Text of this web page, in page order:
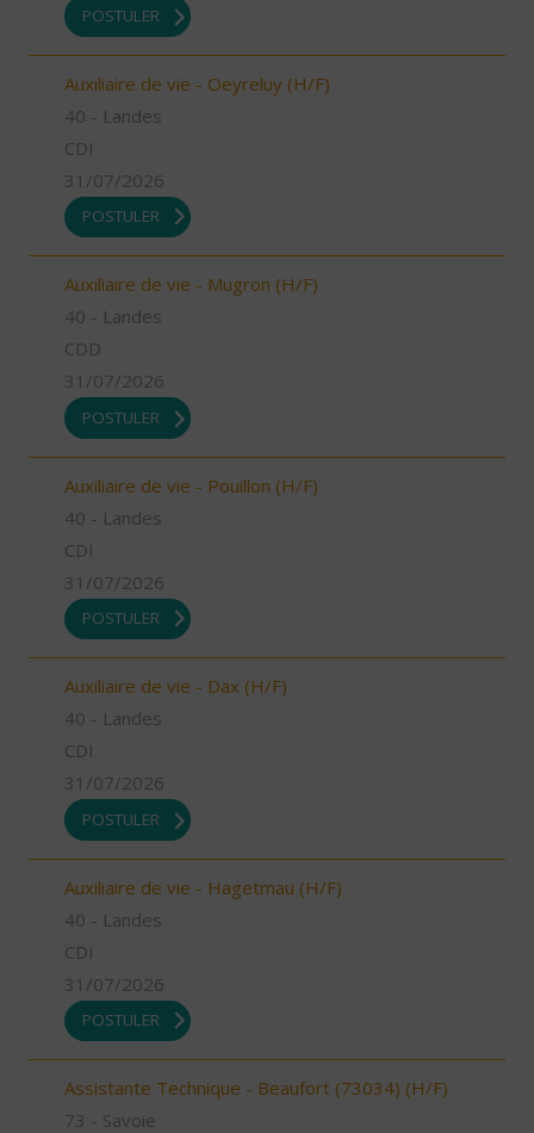
POSTULER
Auxiliaire de vie - Oeyreluy (H/F)
40 - Landes
CDI
31/07/2026
POSTULER
Auxiliaire de vie - Mugron (H/F)
40 - Landes
CDD
31/07/2026
POSTULER
Auxiliaire de vie - Pouillon (H/F)
40 - Landes
CDI
31/07/2026
POSTULER
Auxiliaire de vie - Dax (H/F)
40 - Landes
CDI
31/07/2026
POSTULER
Auxiliaire de vie - Hagetmau (H/F)
40 - Landes
CDI
31/07/2026
POSTULER
Assistante Technique - Beaufort (73034) (H/F)
73 - Savoie